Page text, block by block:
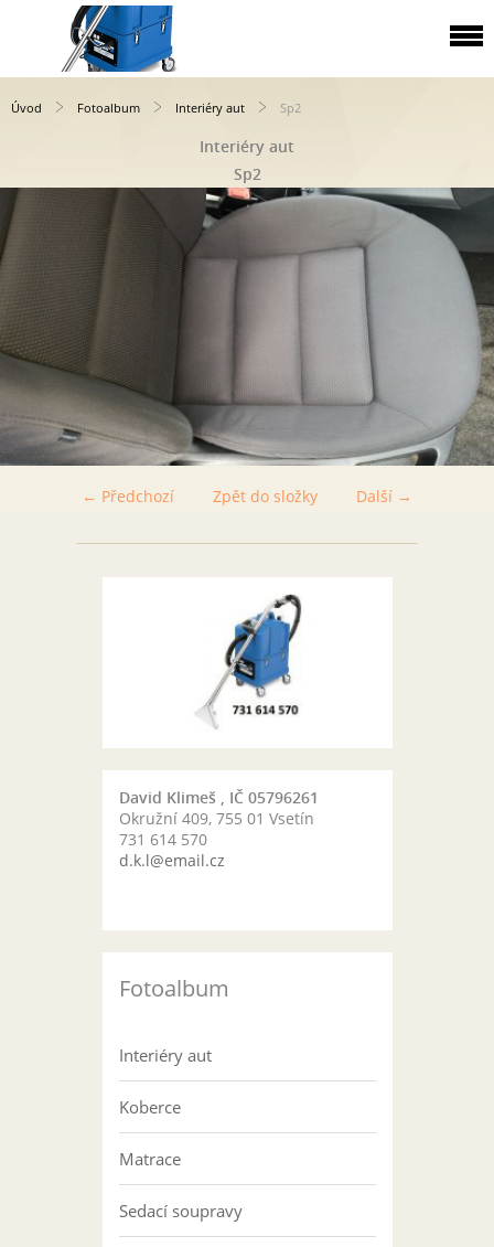
Úvod Fotoalbum Interiéry aut Sp2
Interiéry aut
Sp2
← Předchozí Další →
Zpět do složky
David Klimeš , IČ 05796261
Okružní 409, 755 01 Vsetín
731 614 570
d.k.l@email.cz
Fotoalbum
Interiéry aut
Koberce
Matrace
Sedací soupravy